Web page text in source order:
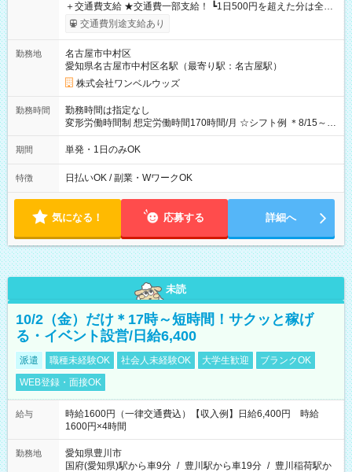
＋交通費支給 ★交通費一部支給！ ┗1日500円を超えた分は全額
支給！ ※往復500円以内の方は自己負担となります ★日払い
OK！（規定あり） ┗働いたその日に現金GET♪ お仕事後はコン
期間なし
交通費別途支給あり
勤務地
名古屋市中村区
愛知県名古屋市中村区名駅（最寄り駅：名古屋駅）
株式会社ワンベルウッズ
勤務時間
勤務時間は指定なし
変形労働時間制 想定労働時間170時間/月 ☆シフト例 ＊8/15～
10/26 全日共通 08：00～12：00 17：00～21：00 ＊8/31
～9/19のみ下記シフトもあります！ 12：00～16：00 ＊9/6～
00
期間 単発・1日のみOK
特徴 日払いOK / 副業・WワークOK
気になる！ 応募する 詳細へ
未読
10/2（金）だけ＊17時～短時間！サクッと稼げ
る・イベント設営/日給6,400
派遣 職種未経験OK 社会人未経験OK 大学生歓迎
ブランクOK
WEB登録・面接OK
給与
時給1600円（一律交通費込）【収入例】日給6,400円 時給
1600円×4時間
勤務地
愛知県豊川市
国府(愛知県)駅から車9分 / 豊川駅から車19分 / 豊川稲荷駅か